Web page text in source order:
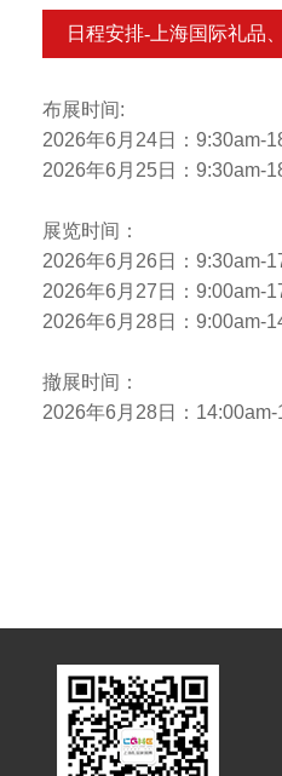
日程安排-上海国际礼品
布展时间:
2026年6月24日
：9:30am-
2026年6月25日
：9:30am-
展览时间：
2026年6月26日：9:30am-
2026年6月27日
：9:00am-
2026年6月28日
：9:00am-
撤展时间：
2026年6月28日
：